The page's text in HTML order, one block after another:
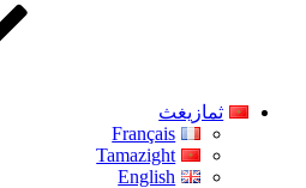
ثمازيغث
Français
Tamazight
English